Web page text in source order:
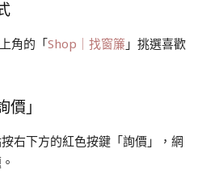
角的「Shop｜找窗簾 」挑選喜歡
」
右下方的紅色按鍵「詢價」，網